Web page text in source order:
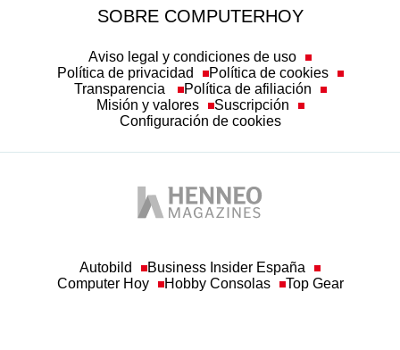
Política de privacidad
Política de cookies
Transparencia
Política de afiliación
Misión y valores
Suscripción
Configuración de cookies
Computer Hoy
Hobby Consolas Top Gear